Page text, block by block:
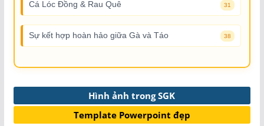
Cá Lóc Đồng & Rau Quê 31
Sự kết hợp hoàn hảo giữa Gà và Táo 38
Hình ảnh trong SGK
Template Powerpoint đẹp